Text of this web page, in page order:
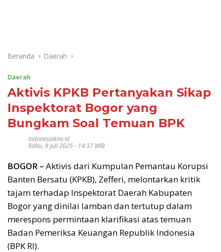
Beranda Daerah
Daerah
Aktivis KPKB Pertanyakan Sikap
Inspektorat Bogor yang
Bungkam Soal Temuan BPK
Indonesiakini.id
Rabu, 9 Juli 2025 - 14:37 WIB
BOGOR – Aktivis dari Kumpulan Pemantau Korupsi
Banten Bersatu (KPKB), Zefferi, melontarkan kritik
tajam terhadap Inspektorat Daerah Kabupaten
Bogor yang dinilai lamban dan tertutup dalam
merespons permintaan klarifikasi atas temuan
Badan Pemeriksa Keuangan Republik Indonesia
(BPK RI).